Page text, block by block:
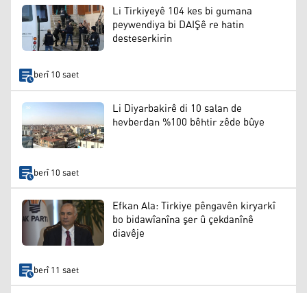
Li Tirkiyeyê 104 kes bi gumana
peywendiya bi DAIŞê re hatin
desteserkirin
berî 10 saet
Li Diyarbakirê di 10 salan de
hevberdan %100 bêhtir zêde bûye
berî 10 saet
Efkan Ala: Tirkiye pêngavên kiryarkî
bo bidawîanîna şer û çekdanînê
diavêje
berî 11 saet